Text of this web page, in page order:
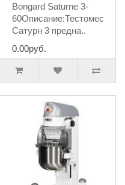
Bongard Saturne 3-
60Описание:Тестомес
Сатурн 3 предна..
0.00руб.